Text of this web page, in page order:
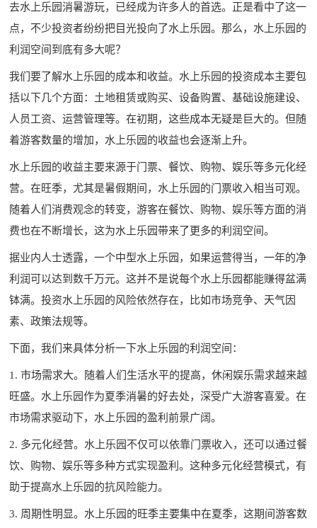
去水上乐园消暑游玩，已经成为许多人的首选。正是看中了这一
点，不少投资者纷纷把目光投向了水上乐园。那么，水上乐园的
利润空间到底有多大呢？
我们要了解水上乐园的成本和收益。水上乐园的投资成本主要包
括以下几个方面：土地租赁或购买、设备购置、基础设施建设、
人员工资、运营管理等。在初期，这些成本无疑是巨大的。但随
着游客数量的增加，水上乐园的收益也会逐渐上升。
水上乐园的收益主要来源于门票、餐饮、购物、娱乐等多元化经
营。在旺季，尤其是暑假期间，水上乐园的门票收入相当可观。
随着人们消费观念的转变，游客在餐饮、购物、娱乐等方面的消
费也在不断增长，这为水上乐园带来了更多的利润空间。
据业内人士透露，一个中型水上乐园，如果运营得当，一年的净
利润可以达到数千万元。这并不是说每个水上乐园都能赚得盆满
钵满。投资水上乐园的风险依然存在，比如市场竞争、天气因
素、政策法规等。
下面，我们来具体分析一下水上乐园的利润空间：
1. 市场需求大。随着人们生活水平的提高，休闲娱乐需求越来越
旺盛。水上乐园作为夏季消暑的好去处，深受广大游客喜爱。在
市场需求驱动下，水上乐园的盈利前景广阔。
2. 多元化经营。水上乐园不仅可以依靠门票收入，还可以通过餐
饮、购物、娱乐等多种方式实现盈利。这种多元化经营模式，有
助于提高水上乐园的抗风险能力。
3. 周期性明显。水上乐园的旺季主要集中在夏季，这期间游客数